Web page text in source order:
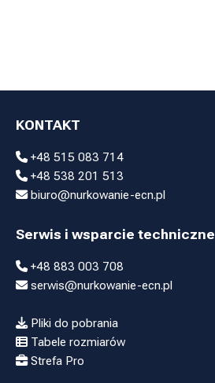
KONTAKT
+48 515 083 714
+48 538 201 513
biuro@nurkowanie-ecn.pl
Serwis i wsparcie techniczne
+48 883 003 708
serwis@nurkowanie-ecn.pl
Pliki do pobrania
Tabele rozmiarów
Strefa Pro